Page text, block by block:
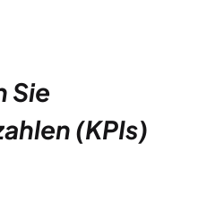
Sie
(KPIs)